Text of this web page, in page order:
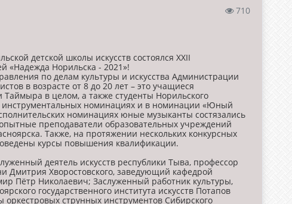
710
детской школы искусств состоялся XXII
«Надежда Норильска - 2021»!
по делам культуры и искусства Администрации
в возрасте от 8 до 20 лет – это учащиеся
в целом, а также студенты Норильского
инструментальных номинациях и в номинации «Юный
номинациях юные музыканты состязались
преподаватели образовательных учреждений
Также, на протяжении нескольких конкурсных
курсы повышения квалификации.
деятель искусств республики Тыва, профессор
Дмитрия Хворостовского, заведующий кафедрой
Пётр Николаевич; Заслуженный работник культуры,
государственного института искусств Потапов
струнных инструментов Сибирского